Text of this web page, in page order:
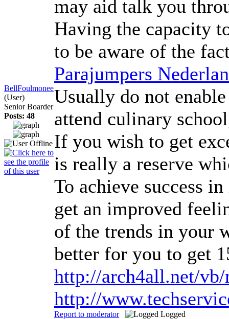
BellFoulmonee
(User)
Senior Boarder
Posts: 48
may aid talk you
Having the capacity
to be aware of the
Parajumpers
Usually do not
attend culinary
If you wish to get
is really a reserve
To achieve success
get an improved
of the trends in your
better for you to get
http://arch4all.net/vb/
http://
Report to moderator Logged